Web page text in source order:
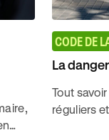
CODE DE
La
Tout
réguliers